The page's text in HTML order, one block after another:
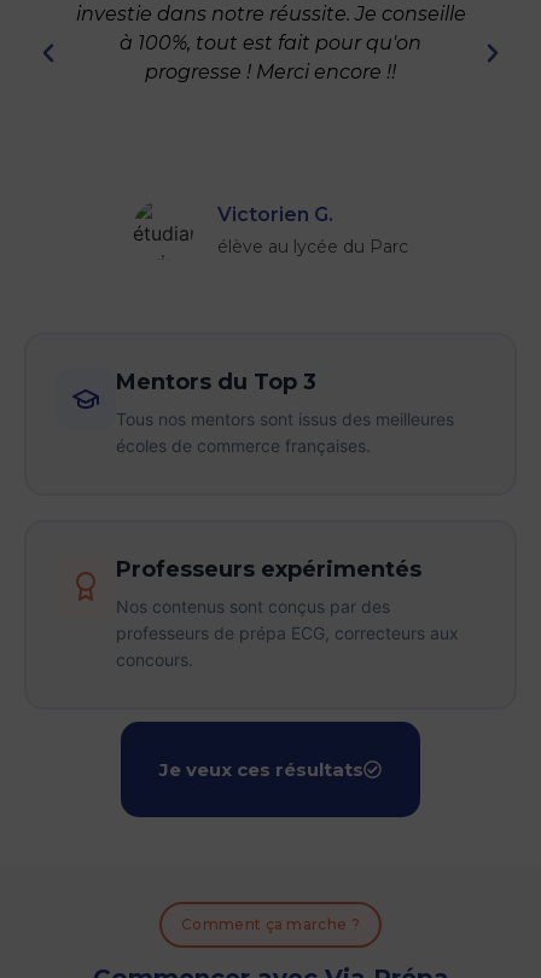
investie dans notre réussite. Je conseille
à 100%, tout est fait pour qu'on
progresse ! Merci encore !!
Victorien G.
élève au lycée du Parc
Mentors du Top 3
Tous nos mentors sont issus des meilleures
écoles de commerce françaises.
Professeurs expérimentés
Nos contenus sont conçus par des
professeurs de prépa ECG, correcteurs aux
concours.
Je veux ces résultats
Comment ça marche ?